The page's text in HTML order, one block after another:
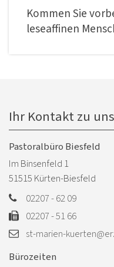
Kommen Sie
leseaffinen
Ihr Kontakt zu uns
Pastoralbüro Biesfeld
Im Binsenfeld 1
51515 Kürten-Biesfeld
02207 - 62 09
02207 - 51 66
st-marien-
Bürozeiten